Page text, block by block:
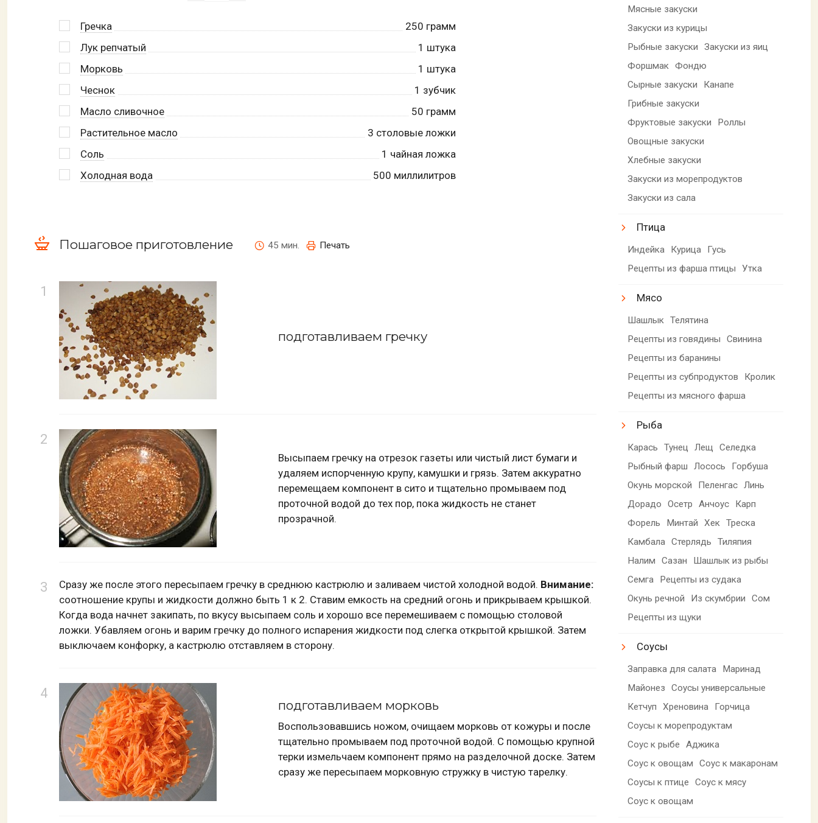
Гречка 250 грамм
Лук репчатый
1 штука
Морковь
1 штука
Чеснок
1 зубчик
Масло сливочное
50 грамм
Растительное масло
3 столовые ложки
Соль
1 чайная ложка
Холодная вода
500 миллилитров
Пошаговое приготовление 45 мин. Печать
подготавливаем гречку
Высыпаем гречку на отрезок газеты или чистый лист бумаги и
удаляем испорченную крупу, камушки и грязь. Затем аккуратно
перемещаем компонент в сито и тщательно промываем под
проточной водой до тех пор, пока жидкость не станет
прозрачной.
Сразу же после этого пересыпаем гречку в среднюю кастрюлю и заливаем чистой холодной водой. Внимание:
соотношение крупы и жидкости должно быть 1 к 2. Ставим емкость на средний огонь и прикрываем крышкой.
Когда вода начнет закипать, по вкусу высыпаем соль и хорошо все перемешиваем с помощью столовой
ложки. Убавляем огонь и варим гречку до полного испарения жидкости под слегка открытой крышкой. Затем
выключаем конфорку, а кастрюлю отставляем в сторону.
подготавливаем морковь
Воспользовавшись ножом, очищаем морковь от кожуры и после
тщательно промываем под проточной водой. С помощью крупной
терки измельчаем компонент прямо на разделочной доске. Затем
сразу же пересыпаем морковную стружку в чистую тарелку.
Мясные закуски
Закуски из курицы
Рыбные закуски
Закуски из яиц
Форшмак Фондю
Сырные закуски
Канапе
Грибные закуски
Фруктовые закуски
Роллы
Овощные закуски
Хлебные закуски
Закуски из морепродуктов
Закуски из сала
Птица
Индейка Курица
Гусь
Рецепты из фарша птицы
Утка
Мясо
Шашлык Телятина
Рецепты из говядины
Свинина
Рецепты из баранины
Рецепты из субпродуктов
Кролик
Рецепты из мясного фарша
Рыба
Карась Тунец Лещ
Селедка
Рыбный фарш
Лосось
Горбуша
Окунь морской
Пеленгас Линь
Дорадо
Осетр Анчоус
Карп
Форель
Минтай Хек Треска
Камбала Стерлядь
Тиляпия
Налим
Сазан
Шашлык из рыбы
Семга
Рецепты из судака
Окунь речной
Из скумбрии
Сом
Рецепты из щуки
Соусы
Заправка для салата
Маринад
Майонез
Соусы универсальные
Кетчуп
Хреновина
Горчица
Соусы к морепродуктам
Соус к рыбе
Аджика
Соус к овощам
Соус к макаронам
Соусы к птице
Соус к мясу
Соус к овощам